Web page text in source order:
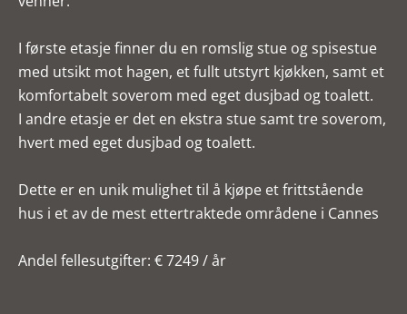
I første etasje finner du en romslig stue og spisestue
med utsikt mot hagen, et fullt utstyrt kjøkken, samt et
komfortabelt soverom med eget dusjbad og toalett.
I andre etasje er det en ekstra stue samt tre soverom,
hvert med eget dusjbad og toalett.
Dette er en unik mulighet til å kjøpe et frittstående
hus i et av de mest ettertraktede områdene i Cannes
Andel fellesutgifter: € 7249 / år